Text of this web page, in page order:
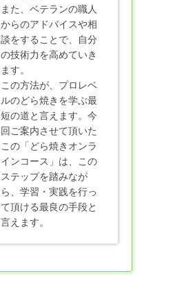
また、ベテランの職人
からのアドバイスや相
談をすることで、自分
の技術力を高めていき
ます。
この方法が、プロレベ
ルのどら焼きを学ぶ最
短の道と言えます。今
回ご案内させて頂いた
この「どら焼きオンラ
インコース」は、この
ステップを踏みなが
ら、学習・実践を行っ
て頂ける最良の手段と
言えます。